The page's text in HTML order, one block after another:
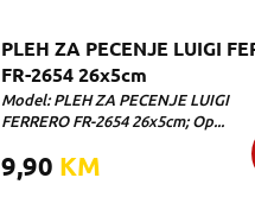
PLEH ZA PECENJE LUIGI
FR-2654 26x5cm
Model: PLEH ZA PECENJE LUIGI
FERRERO FR-2654 26x5cm; Op...
9,90 KM